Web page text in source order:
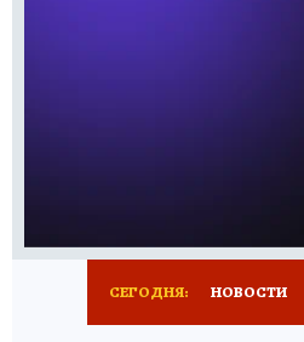
СЕГОДНЯ: НОВОСТИ